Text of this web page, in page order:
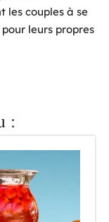
les couples à se
leurs propres
: